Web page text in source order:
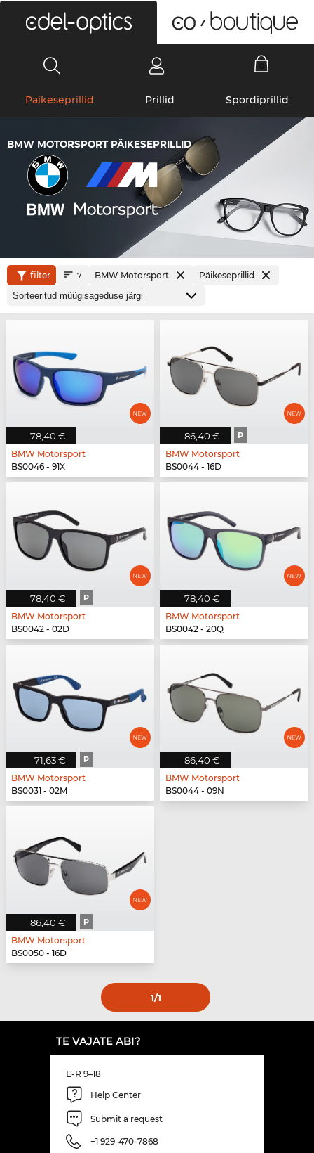
Päikeseprillid Prillid Spordiprillid
BMW MOTORSPORT PÄIKESEPRILLID
filter 7 BMW Motorsport Päikeseprillid
78,40 €
BMW Motorsport
BS0046 - 91X
86,40 € P
BMW Motorsport
BS0044 - 16D
78,40 € P
BMW Motorsport
BS0042 - 02D
78,40 €
BMW Motorsport
BS0042 - 20Q
71,63 € P
BMW Motorsport
BS0031 - 02M
86,40 €
BMW Motorsport
BS0044 - 09N
86,40 € P
BMW Motorsport
BS0050 - 16D
1/1
TE VAJATE ABI?
E-R 9–18
Help Center
Submit a request
+1 929-470-7868